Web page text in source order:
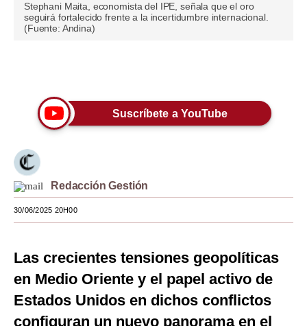
Pregunta de hoy
Viajes
Moda
Estilos
México
España
Stephani Maita, economista del IPE, señala que el oro
seguirá fortalecido frente a la incertidumbre internacional.
(Fuente: Andina)
Suscríbete a YouTube
Redacción Gestión
30/06/2025 20H00
Las crecientes tensiones geopolíticas
en Medio Oriente y el papel activo de
Estados Unidos en dichos conflictos
configuran un nuevo panorama en el